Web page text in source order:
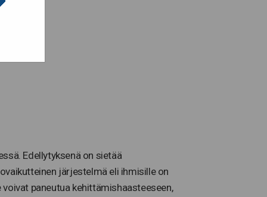
Edellytyksenä on sietää
järjestelmä eli ihmisille on
paneutua kehittämishaasteeseen,